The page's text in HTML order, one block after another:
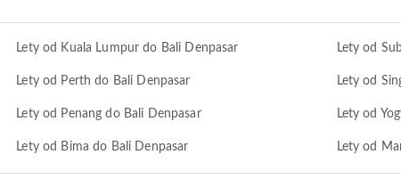
Lety od Kuala Lumpur do Bali Denpasar Lety od
Lety od Perth do Bali Denpasar Lety od
Lety od Penang do Bali Denpasar Lety od
Lety od Bima do Bali Denpasar Lety od